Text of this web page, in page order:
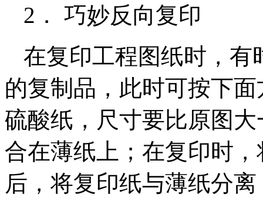
2． 巧妙反向复印
在复印工程图纸时，有
的复制品，此时可按下
硫酸纸，尺寸要比原图
合在薄纸上；在复印时
后，将复印纸与薄纸分